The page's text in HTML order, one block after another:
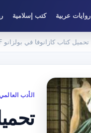
روايات عربية كتب إسلامية
تحميل كتاب كازانوفا في بولزانو PDF تأليف ساندور ماراي مجانا [كامل]
الأدب